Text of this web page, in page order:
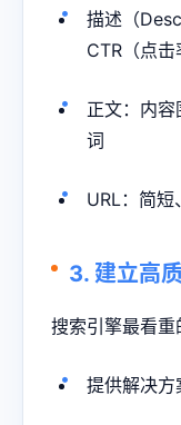
描述（
CTR（点击
正文：内
词
URL：简短
3. 建立高
搜索引擎最看重
提供解决方